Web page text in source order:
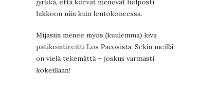
jyrkkä, että korvat menevät helposti
lukkoon niin kuin lentokoneessa.
Mijasiin menee myös (kuulemma) kiva
patikointireitti Los Pacosista. Sekin meillä
on vielä tekemättä – joskus varmasti
kokeillaan!